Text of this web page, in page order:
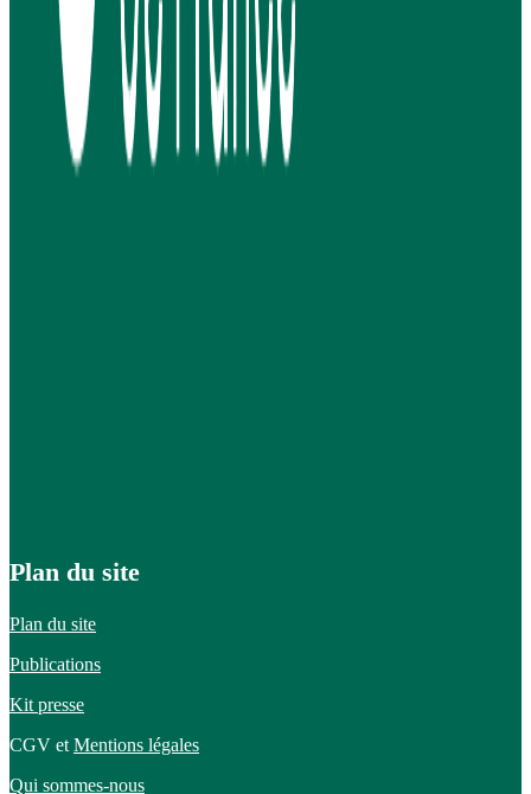
Plan du site
Plan du site
Publications
Kit presse
CGV et Mentions légales
Qui sommes-nous